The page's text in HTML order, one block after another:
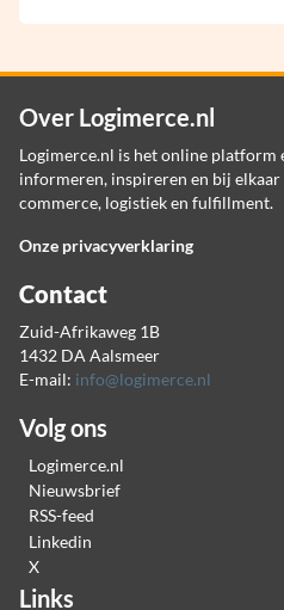
Over Logimerce.nl
Logimerce.nl is het online platform
informeren, inspireren en bij
commerce, logistiek en fulfillment.
Onze privacyverklaring
Contact
Zuid-Afrikaweg 1B
1432 DA Aalsmeer
E-mail: info@logimerce.nl
Volg ons
Logimerce.nl
Nieuwsbrief
RSS-feed
Linkedin
X
Links